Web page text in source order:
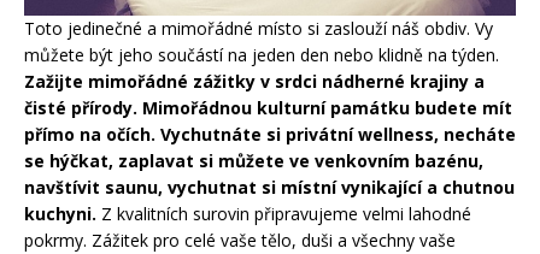
Toto jedinečné a mimořádné místo si zaslouží náš obdiv. Vy
můžete být jeho součástí na jeden den nebo klidně na týden.
Zažijte mimořádné zážitky v srdci nádherné krajiny a
čisté přírody. Mimořádnou kulturní památku budete mít
přímo na očích. Vychutnáte si privátní wellness, necháte
se hýčkat, zaplavat si můžete ve venkovním bazénu,
navštívit saunu, vychutnat si místní vynikající a chutnou
kuchyni. Z kvalitních surovin připravujeme velmi lahodné
pokrmy. Zážitek pro celé vaše tělo, duši a všechny vaše